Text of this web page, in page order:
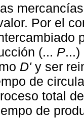
Por el
(... P...)
D'y ser
de
total
de